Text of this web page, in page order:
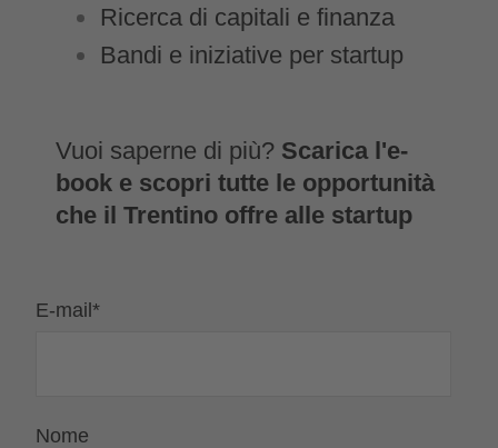
Ricerca di capitali e finanza
Bandi e iniziative per startup
Vuoi saperne di più? Scarica l'e-
book e scopri tutte le opportunità
che il Trentino offre alle startup
E-mail*
Nome